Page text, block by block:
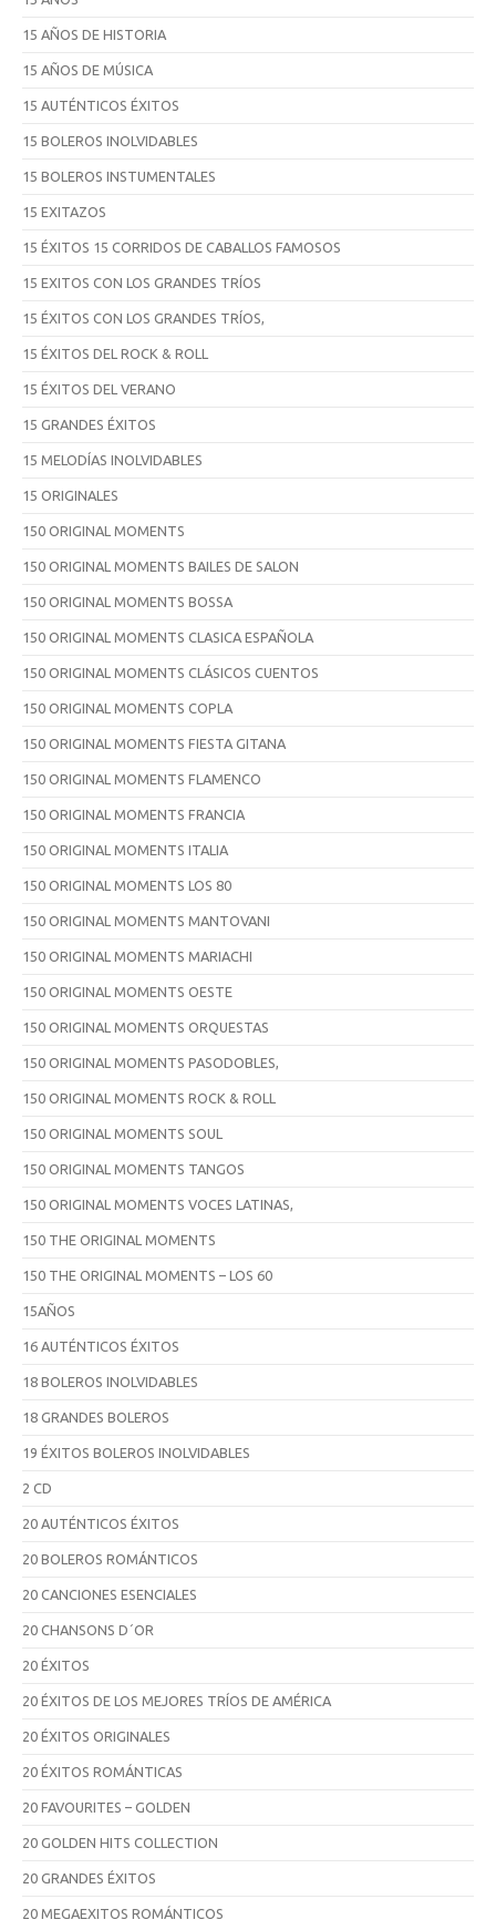
15 AÑOS DE HISTORIA
15 AÑOS DE MÚSICA
15 AUTÉNTICOS ÉXITOS
15 BOLEROS INOLVIDABLES
15 BOLEROS INSTUMENTALES
15 EXITAZOS
15 ÉXITOS 15 CORRIDOS DE CABALLOS FAMOSOS
15 EXITOS CON LOS GRANDES TRÍOS
15 ÉXITOS CON LOS GRANDES TRÍOS,
15 ÉXITOS DEL ROCK & ROLL
15 ÉXITOS DEL VERANO
15 GRANDES ÉXITOS
15 MELODÍAS INOLVIDABLES
15 ORIGINALES
150 ORIGINAL MOMENTS
150 ORIGINAL MOMENTS BAILES DE SALON
150 ORIGINAL MOMENTS BOSSA
150 ORIGINAL MOMENTS CLASICA ESPAÑOLA
150 ORIGINAL MOMENTS CLÁSICOS CUENTOS
150 ORIGINAL MOMENTS COPLA
150 ORIGINAL MOMENTS FIESTA GITANA
150 ORIGINAL MOMENTS FLAMENCO
150 ORIGINAL MOMENTS FRANCIA
150 ORIGINAL MOMENTS ITALIA
150 ORIGINAL MOMENTS LOS 80
150 ORIGINAL MOMENTS MANTOVANI
150 ORIGINAL MOMENTS MARIACHI
150 ORIGINAL MOMENTS OESTE
150 ORIGINAL MOMENTS ORQUESTAS
150 ORIGINAL MOMENTS PASODOBLES,
150 ORIGINAL MOMENTS ROCK & ROLL
150 ORIGINAL MOMENTS SOUL
150 ORIGINAL MOMENTS TANGOS
150 ORIGINAL MOMENTS VOCES LATINAS,
150 THE ORIGINAL MOMENTS
150 THE ORIGINAL MOMENTS – LOS 60
15AÑOS
16 AUTÉNTICOS ÉXITOS
18 BOLEROS INOLVIDABLES
18 GRANDES BOLEROS
19 ÉXITOS BOLEROS INOLVIDABLES
2 CD
20 AUTÉNTICOS ÉXITOS
20 BOLEROS ROMÁNTICOS
20 CANCIONES ESENCIALES
20 CHANSONS D´OR
20 ÉXITOS
20 ÉXITOS DE LOS MEJORES TRÍOS DE AMÉRICA
20 ÉXITOS ORIGINALES
20 ÉXITOS ROMÁNTICAS
20 FAVOURITES – GOLDEN
20 GOLDEN HITS COLLECTION
20 GRANDES ÉXITOS
20 MEGAEXITOS ROMÁNTICOS